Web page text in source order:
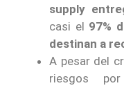
supply
casi el 97%
destinan a
A pesar del
riesgos por